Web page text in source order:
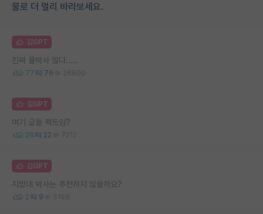
물로 더 멀리 바라보세요.
김GPT
진짜 물박사 많다.....
77 76 26800
김GPT
여기 글들 펙트임?
28 22 7212
김GPT
지방대 박사는 추천하지 않을까요?
2 9 5198